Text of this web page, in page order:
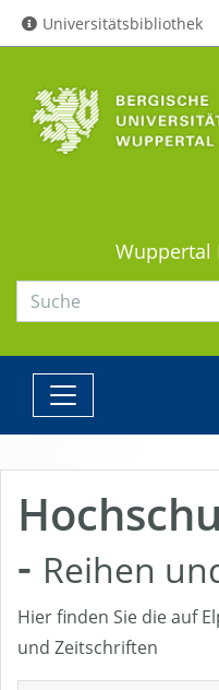
Universitätsbibliothek
Wuppertal
- Reihen
Hier finden Sie die auf
und Zeitschriften